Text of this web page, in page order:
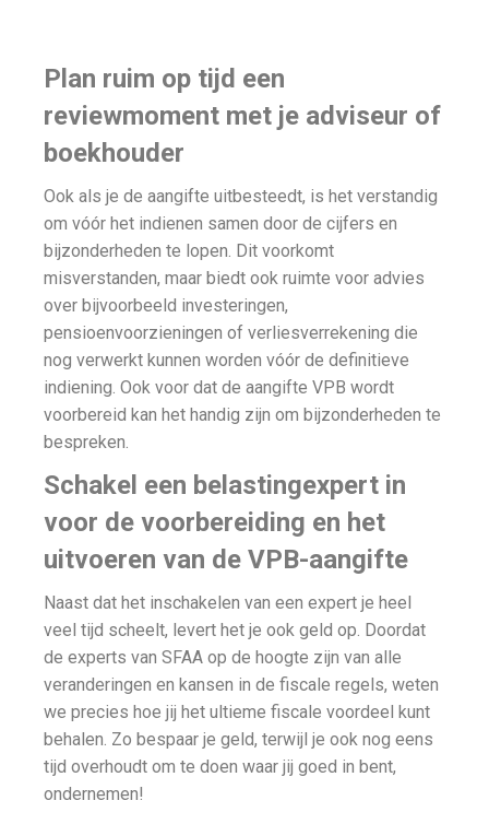
Plan ruim op tijd een
reviewmoment met je adviseur of
boekhouder
Ook als je de aangifte uitbesteedt, is het verstandig
om vóór het indienen samen door de cijfers en
bijzonderheden te lopen. Dit voorkomt
misverstanden, maar biedt ook ruimte voor advies
over bijvoorbeeld investeringen,
pensioenvoorzieningen of verliesverrekening die
nog verwerkt kunnen worden vóór de definitieve
indiening. Ook voor dat de aangifte VPB wordt
voorbereid kan het handig zijn om bijzonderheden te
bespreken.
Schakel een belastingexpert in
voor de voorbereiding en het
uitvoeren van de VPB-aangifte
Naast dat het inschakelen van een expert je heel
veel tijd scheelt, levert het je ook geld op. Doordat
de experts van SFAA op de hoogte zijn van alle
veranderingen en kansen in de fiscale regels, weten
we precies hoe jij het ultieme fiscale voordeel kunt
behalen. Zo bespaar je geld, terwijl je ook nog eens
tijd overhoudt om te doen waar jij goed in bent,
ondernemen!